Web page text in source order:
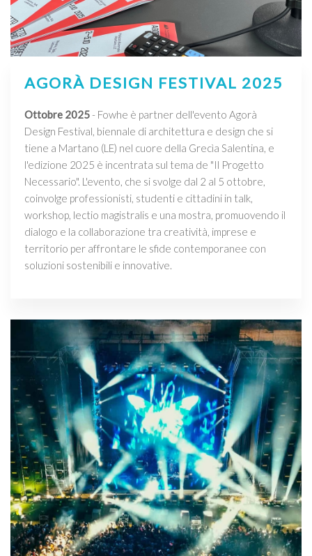
AGORÀ DESIGN FESTIVAL 2025
Ottobre 2025- Fowhe è partner dell'evento Agorà
Design Festival, biennale di architettura e design che si
tiene a Martano (LE) nel cuore della Grecìa Salentina, e
l'edizione 2025 è incentrata sul tema de "Il Progetto
Necessario". L'evento, che si svolge dal 2 al 5 ottobre,
coinvolge professionisti, studenti e cittadini in talk,
workshop, lectio magistralis e una mostra, promuovendo il
dialogo e la collaborazione tra creatività, imprese e
territorio per affrontare le sfide contemporanee con
soluzioni sostenibili e innovative.